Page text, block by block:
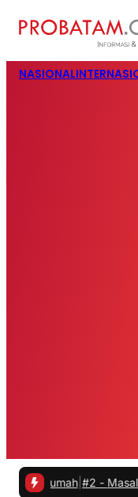
NASIONAL
|#2 -Masalah